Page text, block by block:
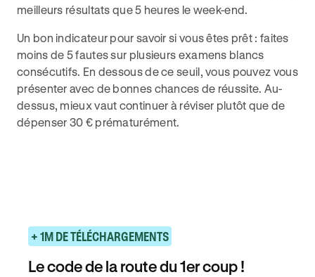
meilleurs résultats que 5 heures le week-end.
Un bon indicateur pour savoir si vous êtes prêt : faites
moins de 5 fautes sur plusieurs examens blancs
consécutifs. En dessous de ce seuil, vous pouvez vous
présenter avec de bonnes chances de réussite. Au-
dessus, mieux vaut continuer à réviser plutôt que de
dépenser 30 € prématurément.
+ 1M DE TÉLÉCHARGEMENTS
Le code de la route du 1er coup !